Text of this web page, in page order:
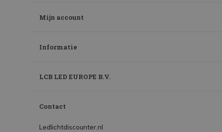
Mijn account
Informatie
LCB LED EUROPE B.V.
Contact
Ledlichtdiscounter.nl